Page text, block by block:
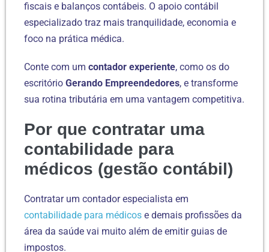
fiscais e balanços contábeis. O apoio contábil
especializado traz mais tranquilidade, economia e
foco na prática médica.
Conte com um contador experiente, como os do
escritório Gerando Empreendedores, e transforme
sua rotina tributária em uma vantagem competitiva.
Por que contratar uma
contabilidade para
médicos (gestão contábil)
Contratar um contador especialista em
contabilidade para médicos e demais profissões da
área da saúde vai muito além de emitir guias de
impostos.